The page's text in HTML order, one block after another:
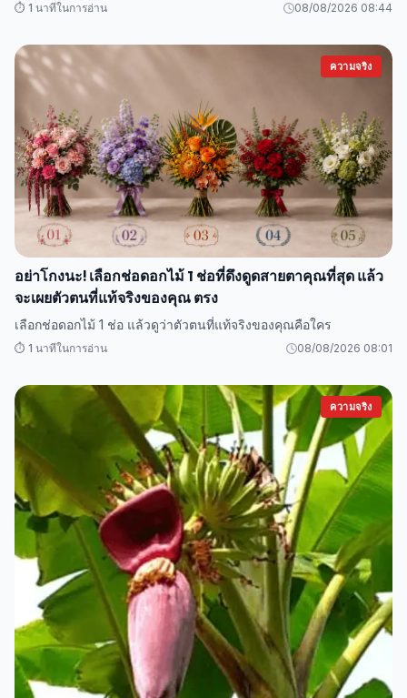
⏱️ 1 นาทีในการอ่าน 08/08/2026 08:44
ความจริง
อย่าโกงนะ! เลือกช่อดอกไม้ 1 ช่อที่ดึงดูดสายตาคุณที่สุด แล้ว
จะเผยตัวตนที่แท้จริงของคุณ ตรง
เลือกช่อดอกไม้ 1 ช่อ แล้วดูว่าตัวตนที่แท้จริงของคุณคือใคร
⏱️ 1 นาทีในการอ่าน 08/08/2026 08:01
ความจริง